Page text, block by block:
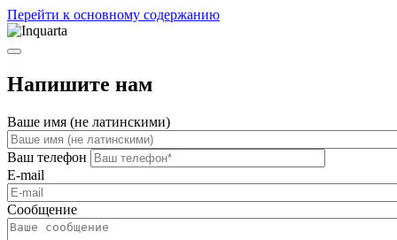
Перейти к основному содержанию
Напишите нам
Ваше имя (не латинскими)
Ваш телефон
E-mail
Сообщение